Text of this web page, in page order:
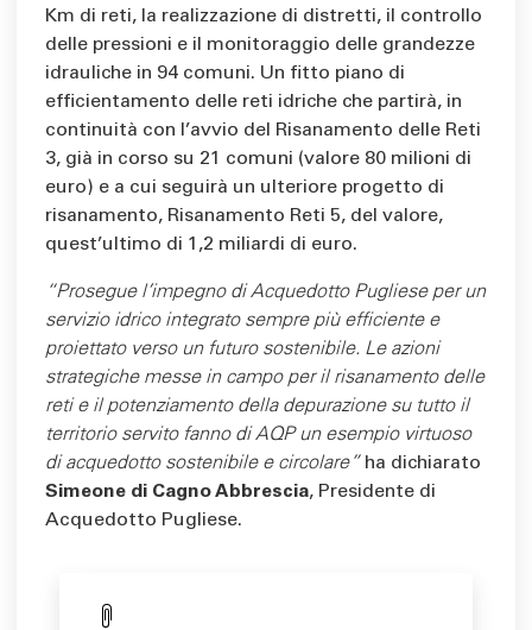
Km di reti, la realizzazione di distretti, il controllo
delle pressioni e il monitoraggio delle grandezze
idrauliche in 94 comuni. Un fitto piano di
efficientamento delle reti idriche che partirà, in
continuità con l’avvio del Risanamento delle Reti
3, già in corso su 21 comuni (valore 80 milioni di
euro) e a cui seguirà un ulteriore progetto di
risanamento, Risanamento Reti 5, del valore,
quest’ultimo di 1,2 miliardi di euro.
“Prosegue l’impegno di Acquedotto Pugliese per un
servizio idrico integrato sempre più efficiente e
proiettato verso un futuro sostenibile. Le azioni
strategiche messe in campo per il risanamento delle
reti e il potenziamento della depurazione su tutto il
territorio servito fanno di AQP un esempio virtuoso
di acquedotto sostenibile e circolare” ha dichiarato
Simeone di Cagno Abbrescia, Presidente di
Acquedotto Pugliese.